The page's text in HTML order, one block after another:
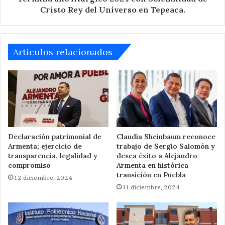
Cristo Rey del Universo en Tepeaca.
Articulos relacionados
Declaración patrimonial de
Armenta; ejercicio de
transparencia, legalidad y
compromiso
12 diciembre, 2024
Claudia Sheinbaum reconoce
trabajo de Sergio Salomón y
desea éxito a Alejandro
Armenta en histórica
transición en Puebla
11 diciembre, 2024